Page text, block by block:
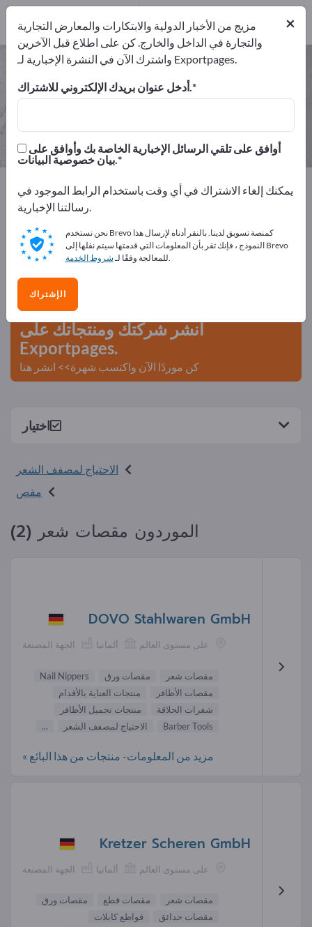
مقصات شعر – اعثر على الشركات
المصنعة والموردين
2
2
Exportpages
المواد الصناعية والمواد المعدنية
المواد الاستهلاكية التجارية
الاحتياج لمصفف الشعر
أعلن مجانًا على Exportpages!
الاحتياجات – العروض – السلع المستعملة – جهات الاتصال
التجارية >> ابدأ من هنا
انشر شركتك ومنتجاتك على
Exportpages.
كن موردًا الآن واكتسب شهرة>> انشر هنا
اختيار
الاحتياج لمصفف الشعر
مقص
الموردون مقصات شعر (2)
DOVO Stahlwaren GmbH
الجهة المصنعة ألمانيا على مستوى العالم
مقصات شعر مقصات ورق
Nail Nippers
مقصات الأظافر
منتجات العناية بالأقدام
شفرات الحلاقة
منتجات تجميل الأظافر
Barber Tools
الاحتياج لمصفف الشعر ...
مزيد من المعلومات- منتجات من هذا البائع »
Kretzer Scheren GmbH
الجهة المصنعة ألمانيا على مستوى العالم
مقصات شعر مقصات قطع
مقصات ورق
مقصات حدائق
قواطع كابلات
×
مزيج من الأخبار الدولية والابتكارات والمعارض التجارية
والتجارة في الداخل والخارج. كن على اطلاع قبل الآخرين
واشترك الآن في النشرة الإخبارية لـ Exportpages.
أدخل عنوان بريدك الإلكتروني للاشتراك.
بيان خصوصية البيانات.
يمكنك إلغاء الاشتراك في أي وقت باستخدام الرابط الموجود في
رسالتنا الإخبارية.
نحن نستخدم Brevo كمنصة تسويق لدينا. بالنقر أدناه لإرسال هذا
النموذج ، فإنك تقر بأن المعلومات التي قدمتها سيتم نقلها إلى Brevo
للمعالجة وفقًا لـشروط الخدمة .
الإشتراك